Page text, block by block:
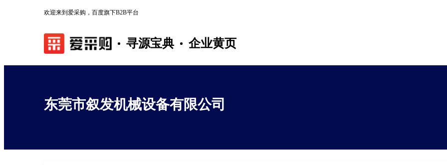
欢迎来到爱采购，百度旗下B2B平台
寻源宝典 企业黄页
东莞市叙发机械设备有限公司